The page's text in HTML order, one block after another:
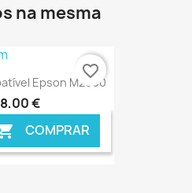
na mesma
Epson M2000
€
COMPRAR
favorite_border